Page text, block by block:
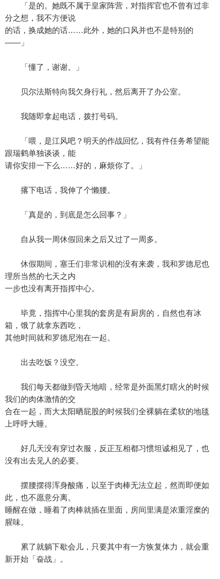
「是的。她既不属于皇家阵营，对指挥官也不曾有过非
分之想，我不方便说
的话，换成她的话……此外，她的口风并也不是特别的
——」
「懂了，谢谢。」
贝尔法斯特向我欠身行礼，然后离开了办公室。
我随即拿起电话，拨打号码。
「喂，是江风吧？明天的作战回忆，我有件任务希望能
跟瑞鹤单独谈谈，能
请你安排一下么……好的，麻烦你了。」
撂下电话，我伸了个懒腰。
「真是的，到底是怎么回事？」
自从我一周休假回来之后又过了一周多。
休假期间，塞壬们非常识相的没有来袭，我和罗德尼也
理所当然的七天之内
一步也没有离开指挥中心。
毕竟，指挥中心里我的套房是有厨房的，自然也有冰
箱，饿了就拿东西吃，
其他时间就和罗德尼泡在一起。
出去吃饭？没空。
我们每天都做到昏天地暗，经常是外面黑灯瞎火的时候
我们的肉体激情的交
合在一起，而大太阳晒屁股的时候我们全裸躺在柔软的地毯
上呼呼大睡。
好几天没有穿过衣服，反正互相都习惯坦诚相见了，也
没有出去见人的必要。
摆腰摆得浑身酸痛，以至于肉棒无法立起，然而即便如
此，也不愿意分离。
睡醒在做，睡着了肉棒就插在里面，房间里满是浓重淫糜的
腥味。
累了就躺下歇会儿，只要其中有一方恢复体力，就会重
新开始「奋战」。